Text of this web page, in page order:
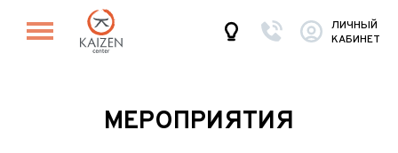
ЛИЧНЫЙ
КАБИНЕТ
МЕРОПРИЯТИЯ